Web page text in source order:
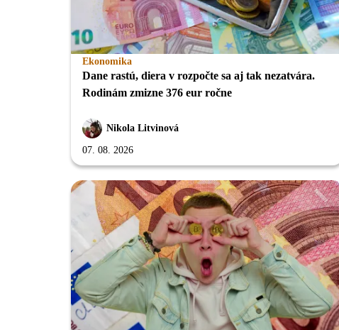
Ekonomika
Dane rastú, diera v rozpočte sa aj tak nezatvára.
Rodinám zmizne 376 eur ročne
Nikola Litvinová
07. 08. 2026